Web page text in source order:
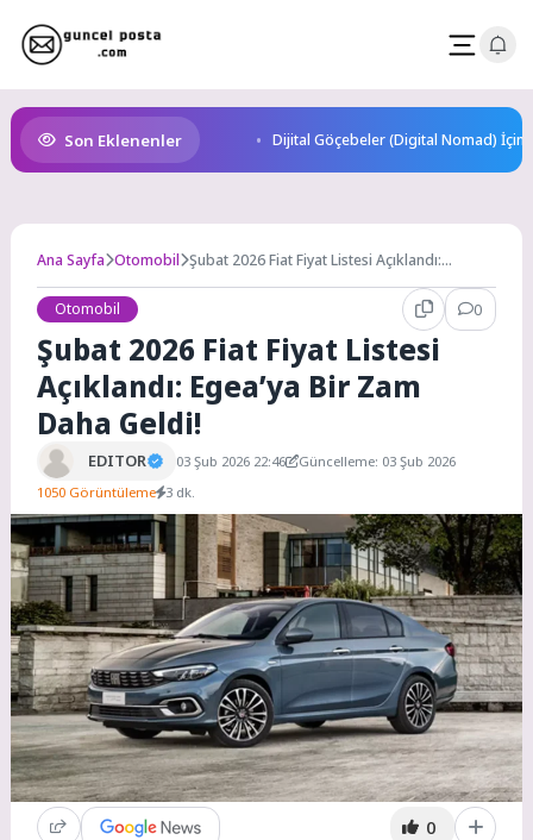
content
Son Eklenenler Dijital Göçebeler (Digital Nomad) İçin
Ana Sayfa Otomobil Şubat 2026 Fiat Fiyat Listesi Açıklandı:
Otomobil
0
Şubat 2026 Fiat Fiyat Listesi
Açıklandı: Egea’ya Bir Zam
Daha Geldi!
EDITOR 03 Şub 2026 22:46
Güncelleme: 03 Şub 2026
1050 Görüntüleme 3 dk.
0